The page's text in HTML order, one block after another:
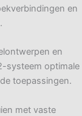
en
en
systeem optimale
toepassingen.
met vaste